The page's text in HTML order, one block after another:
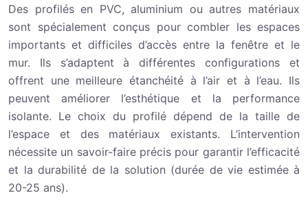
Des profilés en PVC, aluminium ou autres matériaux
sont spécialement conçus pour combler les espaces
importants et difficiles d’accès entre la fenêtre et le
mur. Ils s’adaptent à différentes configurations et
offrent une meilleure étanchéité à l’air et à l’eau. Ils
peuvent améliorer l’esthétique et la performance
isolante. Le choix du profilé dépend de la taille de
l’espace et des matériaux existants. L’intervention
nécessite un savoir-faire précis pour garantir l’efficacité
et la durabilité de la solution (durée de vie estimée à
20-25 ans).